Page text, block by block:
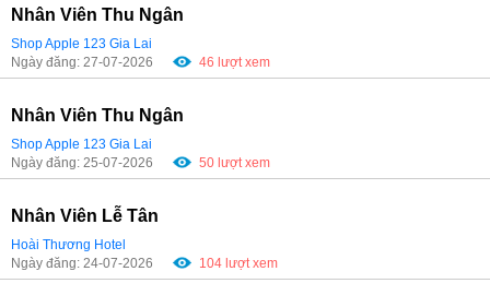
Nhân Viên Thu Ngân
Shop Apple 123 Gia Lai
Ngày đăng: 27-07-2026
46 lượt xem
Nhân Viên Thu Ngân
Shop Apple 123 Gia Lai
Ngày đăng: 25-07-2026
50 lượt xem
Nhân Viên Lễ Tân
Hoài Thương Hotel
Ngày đăng: 24-07-2026
104 lượt xem